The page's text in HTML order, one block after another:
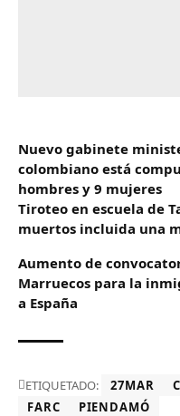
Nuevo gabinete
colombiano está
hombres y 9 mujeres
Tiroteo en escuela de
muertos incluida una
Aumento de
Marruecos para la
a España
ETIQUETADO: 27MAR
FARC
PIENDAMÓ